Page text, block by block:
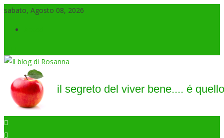
sabato, Agosto 08, 2026
Il blog di Rosanna
il segreto del viver bene…. é quello di saper sorridere sempre